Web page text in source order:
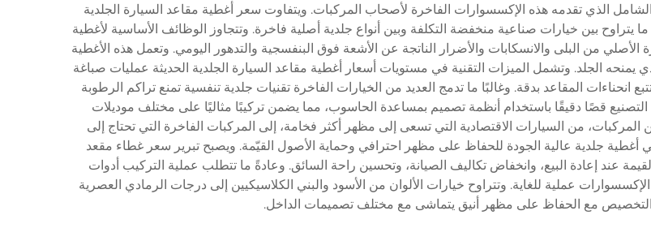
الذي تقدمه هذه الإكسسوارات الفاخرة لأصحاب المركبات. ويتفاوت سعر أغطية مقاعد السيارة الجلدية
يتراوح بين خيارات صناعية منخفضة التكلفة وبين أنواع جلدية أصلية فاخرة. وتتجاوز الوظائف الأساسية لأغطية
من البلى والانسكابات والأضرار الناتجة عن الأشعة فوق البنفسجية والتدهور اليومي. وتعمل هذه الأغطية
الجلد. وتشمل الميزات التقنية في مستويات أسعار أغطية مقاعد السيارة الجلدية الحديثة عمليات صباغة
المقاعد بدقة. وغالبًا ما تدمج العديد من الخيارات الفاخرة تقنيات جلدية تنفسية تمنع تراكم الرطوبة
قصًا دقيقًا باستخدام أنظمة تصميم بمساعدة الحاسوب، مما يضمن تركيبًا مثاليًا على مختلف موديلات
من السيارات الاقتصادية التي تسعى إلى مظهر أكثر فخامة، إلى المركبات الفاخرة التي تحتاج إلى
أغطية جلدية عالية الجودة للحفاظ على مظهر احترافي وحماية الأصول القيّمة. ويصبح تبرير سعر غطاء مقعد
عند إعادة البيع، وانخفاض تكاليف الصيانة، وتحسين راحة السائق. وعادةً ما تتطلب عملية التركيب أدوات
عملية للغاية. وتتراوح خيارات الألوان من الأسود والبني الكلاسيكيين إلى درجات الرمادي العصرية
التخصيص مع الحفاظ على مظهر أنيق يتماشى مع مختلف تصميمات الداخل.